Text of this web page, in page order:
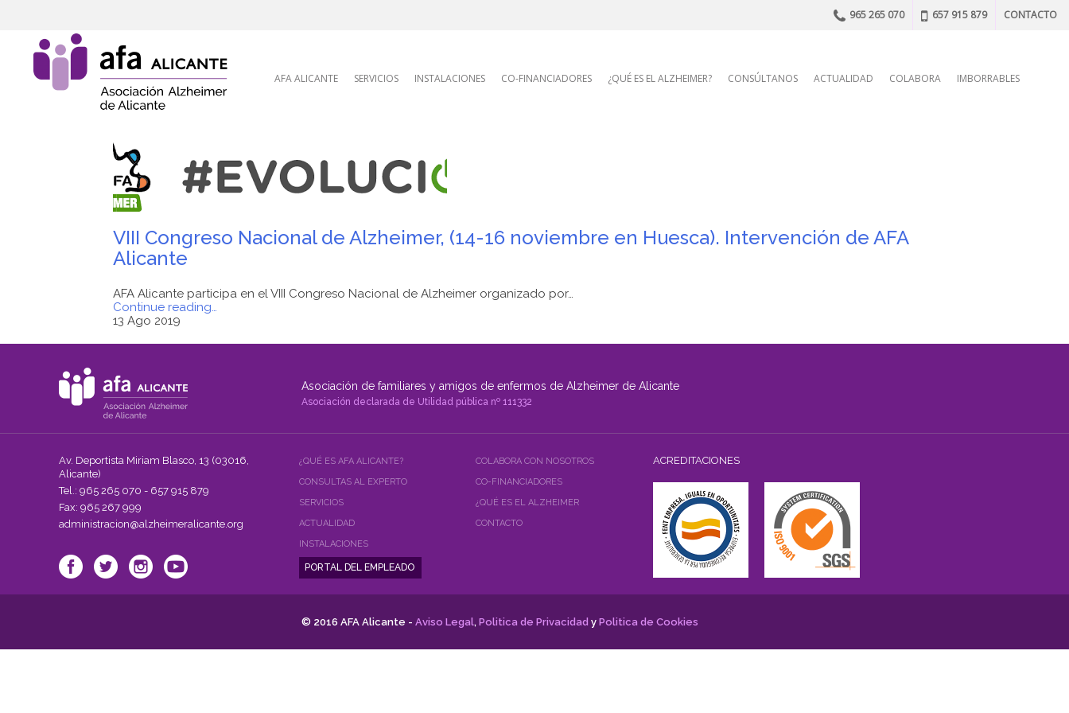
965 265 070 657 915 879 CONTACTO
AFA ALICANTE SERVICIOS INSTALACIONES CO-FINANCIADORES ¿QUÉ ES EL ALZHEIMER? CONSÚLTANOS ACTUALIDAD COLABORA IMBORRABLES
VIII Congreso Nacional de Alzheimer, (14-16 noviembre en Huesca). Intervención de AFA
Alicante
AFA Alicante participa en el VIII Congreso Nacional de Alzheimer organizado por…
Continue reading
de
de
AFA
13 Ago 2019
Asociación de familiares y amigos de enfermos de Alzheimer de Alicante
Asociación declarada de Utilidad pública nº 111332
Av. Deportista Miriam Blasco, 13 (03016,
Alicante)
Tel.: 965 265 070 - 657 915 879
Fax: 965 267 999
administracion@alzheimeralicante.org
¿QUÉ ES AFA ALICANTE?
CONSULTAS AL EXPERTO
SERVICIOS
ACTUALIDAD
INSTALACIONES
COLABORA CON NOSOTROS
CO-FINANCIADORES
¿QUÉ ES EL ALZHEIMER
CONTACTO
ACREDITACIONES
© 2016 AFA Alicante - Aviso Legal, Politica de Privacidad y Politica de Cookies